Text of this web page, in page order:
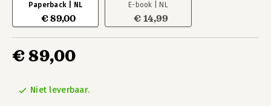
Paperback | NL
€ 89,00
E-book | NL
€ 14,99
€ 89,00
Niet leverbaar.